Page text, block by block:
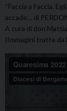
“Faccia a Faccia.
accade… di
A cura di don
(Immagini tratte da